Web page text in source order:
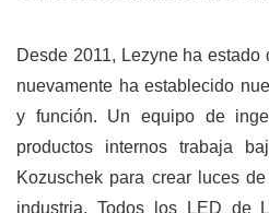
Desde 2011, Lezyne ha
nuevamente ha establecido
y función. Un equipo de
productos internos trabaja
Kozuschek para crear luces
industria. Todos los LED de